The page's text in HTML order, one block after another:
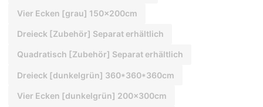
Vier Ecken [grau] 150x200cm
Dreieck [Zubehör] Separat erhältlich
Quadratisch [Zubehör] Separat erhältlich
Dreieck [dunkelgrün] 360*360*360cm
Vier Ecken [dunkelgrün] 200x300cm